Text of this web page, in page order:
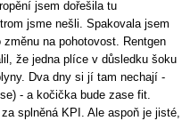
jsem dořešila tu
jsme nešli. Spakovala jsem
na pohotovost. Rentgen
že jedna plíce v důsledku šoku
Dva dny si jí tam nechají -
- a kočička bude zase fit.
splněná KPI. Ale aspoň je jisté,